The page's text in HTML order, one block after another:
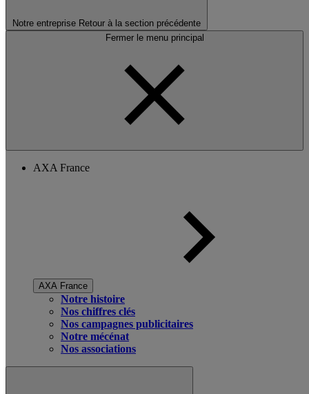
Notre entreprise Retour à la section précédente
Fermer le menu principal
AXA France
AXA France
Notre histoire
Nos chiffres clés
Nos campagnes publicitaires
Notre mécénat
Nos associations